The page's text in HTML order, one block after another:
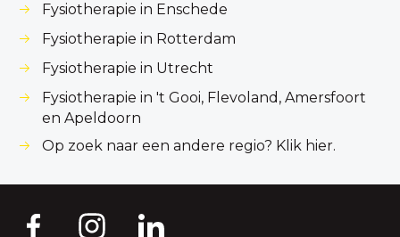
Fysiotherapie in Enschede
Fysiotherapie in Rotterdam
Fysiotherapie in Utrecht
Fysiotherapie in 't Gooi, Flevoland, Amersfoort
en Apeldoorn
Op zoek naar een andere regio? Klik hier.